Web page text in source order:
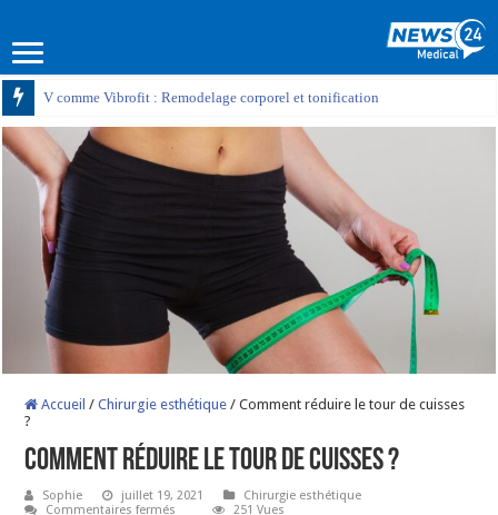
V comme Vibrofit : Remodelage corporel et tonification
Accueil / Chirurgie esthétique / Comment réduire le tour de cuisses
?
Comment réduire le tour de cuisses ?
Sophie juillet 19, 2021
Chirurgie esthétique
Commentaires fermés
251 Vues